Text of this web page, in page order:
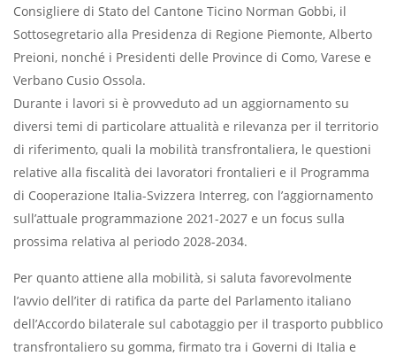
Consigliere di Stato del Cantone Ticino Norman Gobbi, il
Sottosegretario alla Presidenza di Regione Piemonte, Alberto
Preioni, nonché i Presidenti delle Province di Como, Varese e
Verbano Cusio Ossola.
Durante i lavori si è provveduto ad un aggiornamento su
diversi temi di particolare attualità e rilevanza per il territorio
di riferimento, quali la mobilità transfrontaliera, le questioni
relative alla fiscalità dei lavoratori frontalieri e il Programma
di Cooperazione Italia-Svizzera Interreg, con l’aggiornamento
sull’attuale programmazione 2021-2027 e un focus sulla
prossima relativa al periodo 2028-2034.
Per quanto attiene alla mobilità, si saluta favorevolmente
l’avvio dell’iter di ratifica da parte del Parlamento italiano
dell’Accordo bilaterale sul cabotaggio per il trasporto pubblico
transfrontaliero su gomma, firmato tra i Governi di Italia e